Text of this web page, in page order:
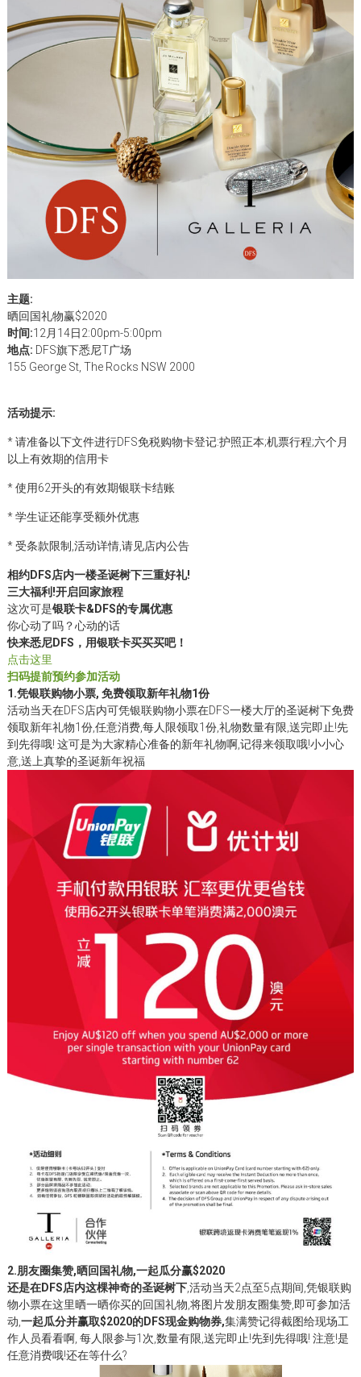
主题:
晒回国礼物赢$2020
时间:12月14日2:00pm-5:00pm
地点: DFS旗下悉尼T广场
155 George St, The Rocks NSW 2000
活动提示:
* 请准备以下文件进行DFS免税购物卡登记:护照正本;机票行程;六个月
以上有效期的信用卡
* 使用62开头的有效期银联卡结账
* 学生证还能享受额外优惠
* 受条款限制,活动详情,请见店内公告
相约DFS店内一楼圣诞树下三重好礼!
三大福利!开启回家旅程
这次可是银联卡&DFS的专属优惠
你心动了吗？心动的话
快来悉尼DFS，用银联卡买买买吧！
点击这里
扫码提前预约参加活动
1.凭银联购物小票, 免费领取新年礼物1份
活动当天在DFS店内可凭银联购物小票在DFS一楼大厅的圣诞树下免费
领取新年礼物1份,任意消费,每人限领取1份,礼物数量有限,送完即止!先
到先得哦! 这可是为大家精心准备的新年礼物啊,记得来领取哦!小小心
意,送上真挚的圣诞新年祝福
2.朋友圈集赞,晒回国礼物,一起瓜分赢$2020
还是在DFS店内这棵神奇的圣诞树下,活动当天2点至5点期间,凭银联购
物小票在这里晒一晒你买的回国礼物,将图片发朋友圈集赞,即可参加活
动, 一起瓜分并赢取$2020的DFS现金购物券,集满赞记得截图给现场工
作人员看看啊, 每人限参与1次,数量有限,送完即止!先到先得哦! 注意!是
任意消费哦!还在等什么?